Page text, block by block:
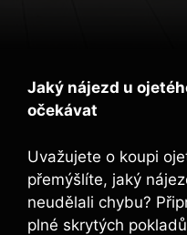
Jaký nájezd u
očekávat
Uvažujete o koupi
přemýšlíte, jaký
neudělali chybu?
plné skrytých